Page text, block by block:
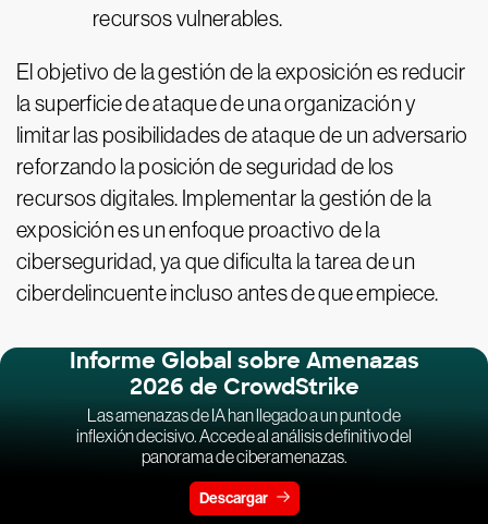
recursos vulnerables.
El objetivo de la gestión de la exposición es reducir
la superficie de ataque de una organización y
limitar las posibilidades de ataque de un adversario
reforzando la posición de seguridad de los
recursos digitales. Implementar la gestión de la
exposición es un enfoque proactivo de la
ciberseguridad, ya que dificulta la tarea de un
ciberdelincuente incluso antes de que empiece.
Informe Global sobre Amenazas
2026 de CrowdStrike
Las amenazas de IA han llegado a un punto de
inflexión decisivo. Accede al análisis definitivo del
panorama de ciberamenazas.
Descargar